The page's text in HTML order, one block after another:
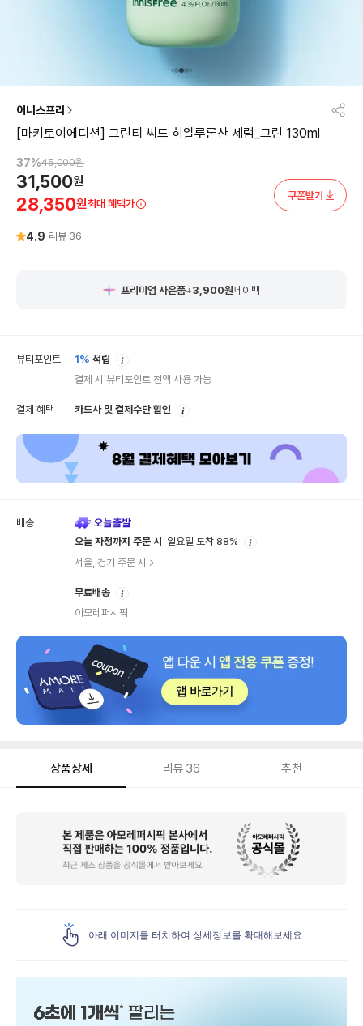
이니스프리
[마키토이에디션] 그린티 씨드 히알루론산 세럼_그린 130ml
37%45,000원
31,500원
28,350원최대 혜택가
쿠폰받기
4.9 리뷰 36
프리미엄 사은품+3,900원페이백
뷰티포인트 1% 적립
결제 시 뷰티포인트 전액 사용 가능
결제 혜택 카드사 및 결제수단 할인
배송
오늘 자정까지 주문 시
일요일 도착 88%
서울, 경기 주문 시
무료배송
아모레퍼시픽
상품상세 리뷰 36 추천
아래 이미지를 터치하여 상세정보를 확대해보세요